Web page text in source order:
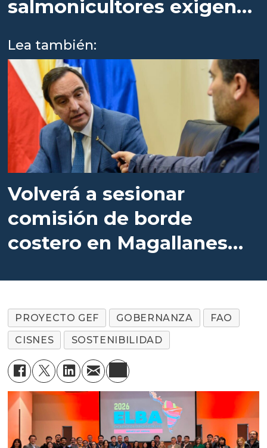
salmonicultores exigen
Lea también:
Volverá a sesionar
comisión de borde
costero en Magallanes
PROYECTO GEF GOBERNANZA
FAO
CISNES
SOSTENIBILIDAD